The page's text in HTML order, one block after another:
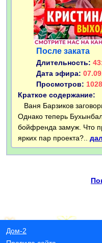
После заката
Длительность:
Дата эфира:
Просмотров:
Краткое содержание:
Ваня Барзиков
Однако теперь
бойфренда замуж. Что
ярких пар проекта?..
Дом-2